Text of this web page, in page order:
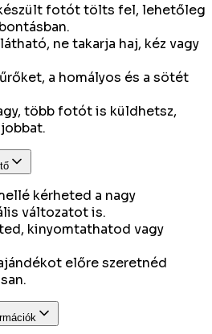
fotót tölts fel, lehetőleg
ne takarja haj, kéz vagy
a homályos és a sötét
több fotót is küldhetsz,
kérheted a nagy
változatot is.
kinyomtathatod vagy
előre szeretnéd